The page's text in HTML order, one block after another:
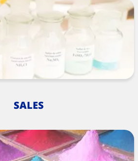
SALES